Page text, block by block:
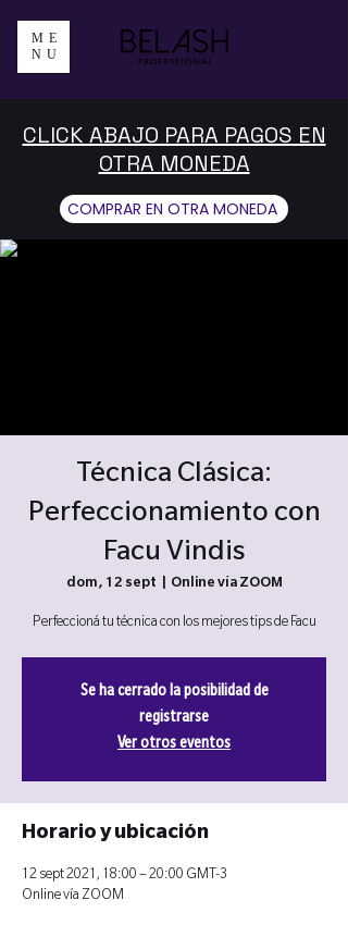
ME
NU
CLICK ABAJO PARA PAGOS EN
OTRA MONEDA
COMPRAR EN OTRA MONEDA
Técnica Clásica:
Perfeccionamiento con
Facu Vindis
dom, 12 sept Online vía ZOOM
Perfeccioná tu técnica con los mejores tips de Facu
Se ha cerrado la posibilidad de
registrarse
Ver otros eventos
Horario y ubicación
12 sept 2021, 18:00 – 20:00 GMT-3
Online vía ZOOM